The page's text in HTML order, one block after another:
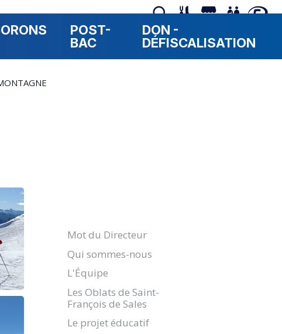
POST-
BAC
DON -
DÉFISCALISATION
Mot du Directeur
Qui sommes-nous
L'Équipe
Les Oblats de Saint-
François de Sales
Le projet éducatif